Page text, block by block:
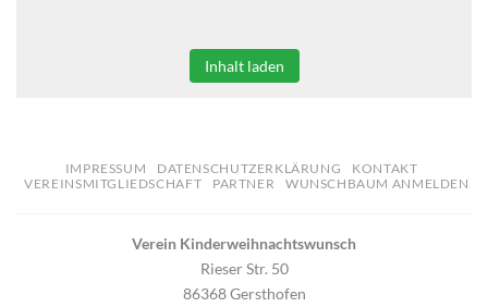
Inhalt laden
IMPRESSUM DATENSCHUTZERKLÄRUNG
KONTAKT
VEREINSMITGLIEDSCHAFT
PARTNER WUNSCHBAUM ANMELDEN
Verein Kinderweihnachtswunsch
Rieser Str. 50
86368 Gersthofen